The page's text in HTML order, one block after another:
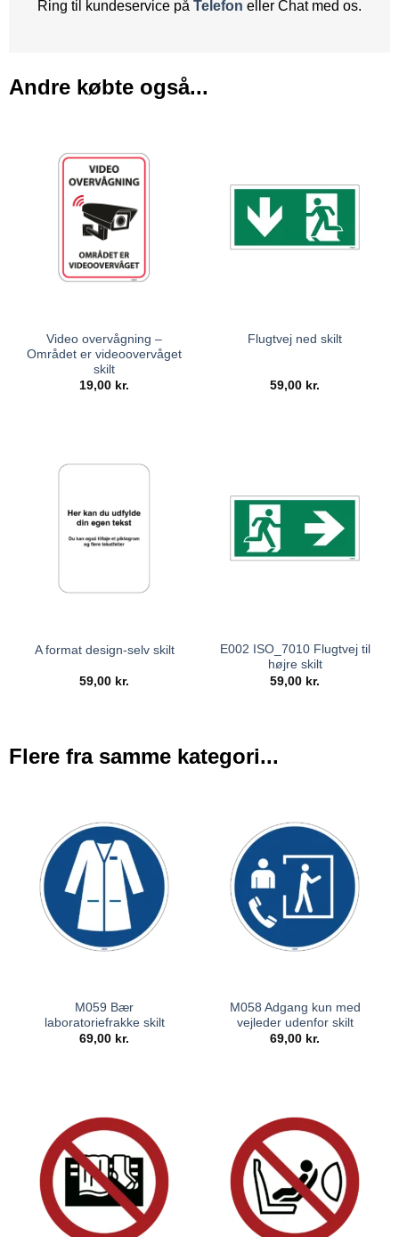
Ring til kundeservice på Telefon eller Chat med os.
Andre købte også...
Video overvågning –
Området er videoovervåget
skilt
19,00 kr.
Flugtvej ned skilt
59,00 kr.
A format design-selv skilt
59,00 kr.
E002 ISO_7010 Flugtvej til
højre skilt
59,00 kr.
Flere fra samme kategori...
M059 Bær
laboratoriefrakke skilt
69,00 kr.
M058 Adgang kun med
vejleder udenfor skilt
69,00 kr.